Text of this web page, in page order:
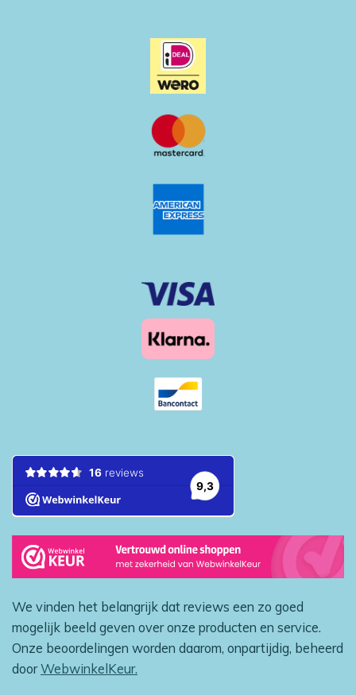
We vinden het belangrijk dat reviews een zo goed
mogelijk beeld geven over onze producten en service.
Onze beoordelingen worden daarom, onpartijdig, beheerd
doorWebwinkelKeur.